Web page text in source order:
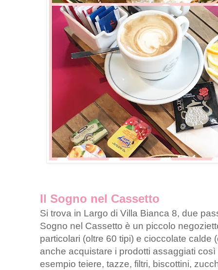
Il Sogno nel Cassetto
Si trova in Largo di Villa Bianca 8, due
Sogno nel Cassetto è un piccolo
particolari (oltre 60 tipi) e cioccolate calde
anche acquistare i prodotti assaggiati
esempio teiere, tazze, filtri, biscottini,